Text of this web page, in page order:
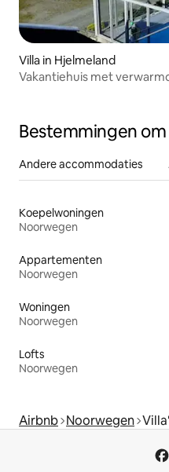
Villa in Hjelmeland
Vakantiehuis met
Bestemmingen
Andere accommodaties
Koepelwoningen
Noorwegen
Appartementen
Noorwegen
Woningen
Noorwegen
Lofts
Noorwegen
Airbnb Noorwegen